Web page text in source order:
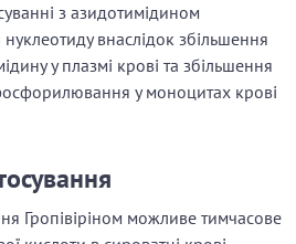
з азидотимідином
внаслідок збільшення
у плазмі крові та збільшення
у моноцитах крові
Гропівіріном можливе тимчасове